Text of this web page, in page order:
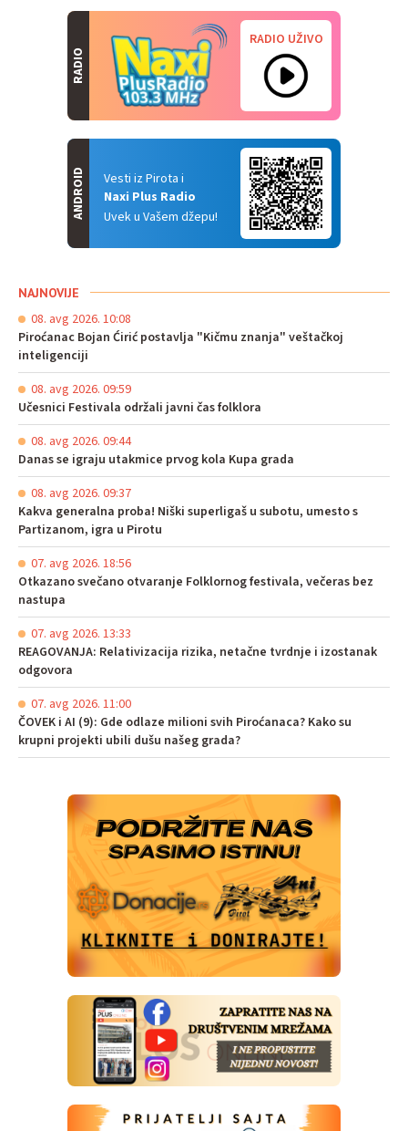
RADIO
RADIO UŽIVO
Vesti iz Pirota i
Naxi Plus Radio
Uvek u Vašem džepu!
ANDROID
NAJNOVIJE
08. avg 2026. 10:08
Piroćanac Bojan Ćirić postavlja "Kičmu znanja" veštačkoj
inteligenciji
08. avg 2026. 09:59
Učesnici Festivala održali javni čas folklora
08. avg 2026. 09:44
Danas se igraju utakmice prvog kola Kupa grada
08. avg 2026. 09:37
Kakva generalna proba! Niški superligaš u subotu, umesto s
Partizanom, igra u Pirotu
07. avg 2026. 18:56
Otkazano svečano otvaranje Folklornog festivala, večeras bez
nastupa
07. avg 2026. 13:33
REAGOVANJA: Relativizacija rizika, netačne tvrdnje i izostanak
odgovora
07. avg 2026. 11:00
ČOVEK i AI (9): Gde odlaze milioni svih Piroćanaca? Kako su
krupni projekti ubili dušu našeg grada?